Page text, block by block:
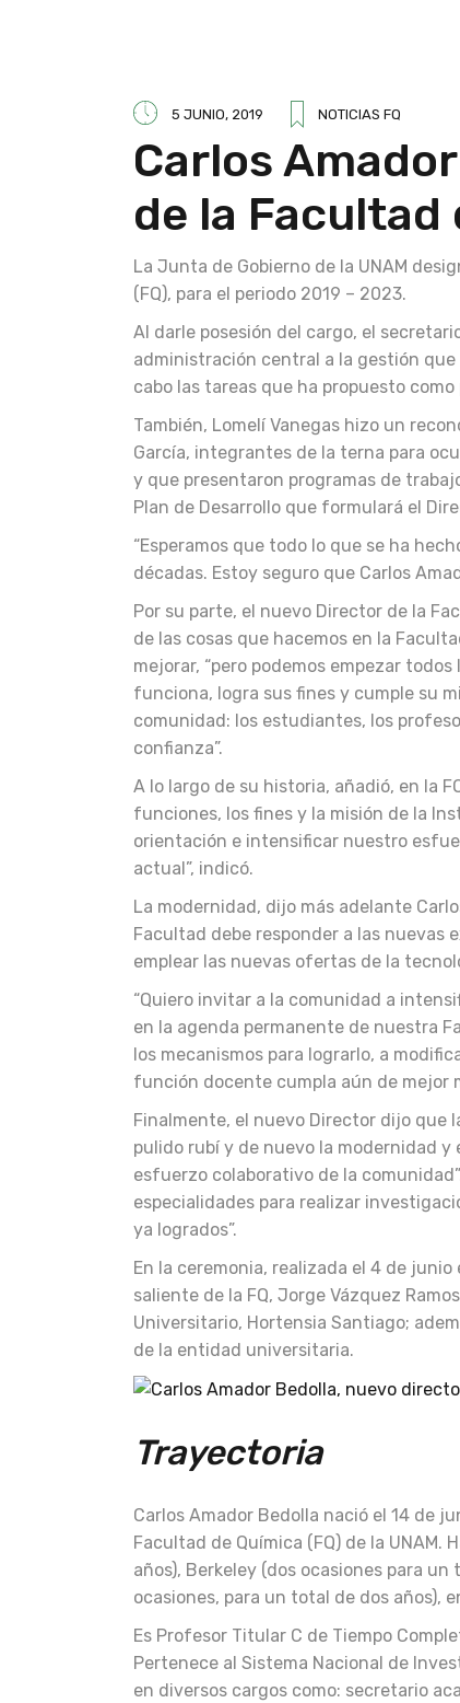
5 JUNIO, 2019 NOTICIAS FQ
Carlos
de la Facultad
La Junta de Gobierno de la UNAM
(FQ), para el periodo 2019 – 2023.
Al darle posesión del cargo, el
administración central a la gestión que
cabo las tareas que ha propuesto
También, Lomelí Vanegas hizo un
García, integrantes de la terna para
y que presentaron programas de
Plan de Desarrollo que formulará el
“Esperamos que todo lo que se ha
décadas. Estoy seguro que Carlos
Por su parte, el nuevo Director de la
de las cosas que hacemos en la
mejorar, “pero podemos empezar
funciona, logra sus fines y cumple su
comunidad: los estudiantes, los
confianza”.
A lo largo de su historia, añadió, en la
funciones, los fines y la misión de la
orientación e intensificar nuestro
actual”, indicó.
La modernidad, dijo más adelante
Facultad debe responder a las nuevas
emplear las nuevas ofertas de la
“Quiero invitar a la comunidad a
en la agenda permanente de nuestra
los mecanismos para lograrlo, a
función docente cumpla aún de mejor
Finalmente, el nuevo Director dijo que
pulido rubí y de nuevo la modernidad
esfuerzo colaborativo de la
especialidades para realizar
ya logrados”.
En la ceremonia, realizada el 4 de
saliente de la FQ, Jorge Vázquez
Universitario, Hortensia Santiago;
de la entidad universitaria.
Trayectoria
Carlos Amador Bedolla nació el 14 de
Facultad de Química (FQ) de la
años), Berkeley (dos ocasiones para
ocasiones, para un total de dos años),
Es Profesor Titular C de Tiempo
Pertenece al Sistema Nacional de
en diversos cargos como: secretario